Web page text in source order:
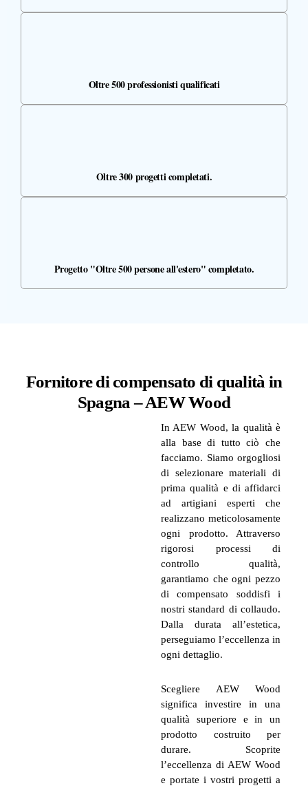
Oltre 500 professionisti qualificati
Oltre 300 progetti completati.
Progetto "Oltre 500 persone all'estero" completato.
Fornitore di compensato di qualità in
Spagna – AEW Wood
In AEW Wood, la qualità è
alla base di tutto ciò che
facciamo. Siamo orgogliosi
di selezionare materiali di
prima qualità e di affidarci
ad artigiani esperti che
realizzano meticolosamente
ogni prodotto. Attraverso
rigorosi processi di
controllo qualità,
garantiamo che ogni pezzo
di compensato soddisfi i
nostri standard di collaudo.
Dalla durata all’estetica,
perseguiamo l’eccellenza in
ogni dettaglio.
Scegliere AEW Wood
significa investire in una
qualità superiore e in un
prodotto costruito per
durare. Scoprite
l’eccellenza di AEW Wood
e portate i vostri progetti a